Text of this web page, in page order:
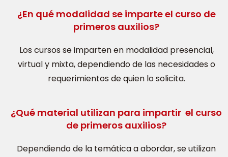
¿En qué modalidad se imparte el curso de
primeros auxilios?
Los cursos se imparten en modalidad presencial,
virtual y mixta, dependiendo de las necesidades o
requerimientos de quien lo solicita.
¿Qué material utilizan para impartir el curso
de primeros auxilios?
Dependiendo de la temática a abordar, se utilizan